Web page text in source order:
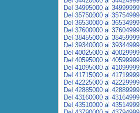
Del 34995000 al 34999999
Del 35750000 al 35754999
Del 36530000 al 36534999
Del 37600000 al 37604999
Del 38455000 al 38459999
Del 39340000 al 39344999
Del 40025000 al 40029999
Del 40595000 al 40599999
Del 41095000 al 41099999
Del 41715000 al 41719999
Del 42225000 al 42229999
Del 42885000 al 42889999
Del 43160000 al 43164999
Del 43510000 al 43514999